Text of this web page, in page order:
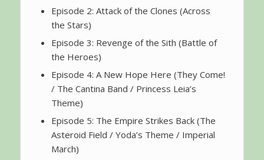
Episode 2: Attack of the Clones (Across
the Stars)
Episode 3: Revenge of the Sith (Battle of
the Heroes)
Episode 4: A New Hope Here (They Come!
/ The Cantina Band / Princess Leia’s
Theme)
Episode 5: The Empire Strikes Back (The
Asteroid Field / Yoda’s Theme / Imperial
March)